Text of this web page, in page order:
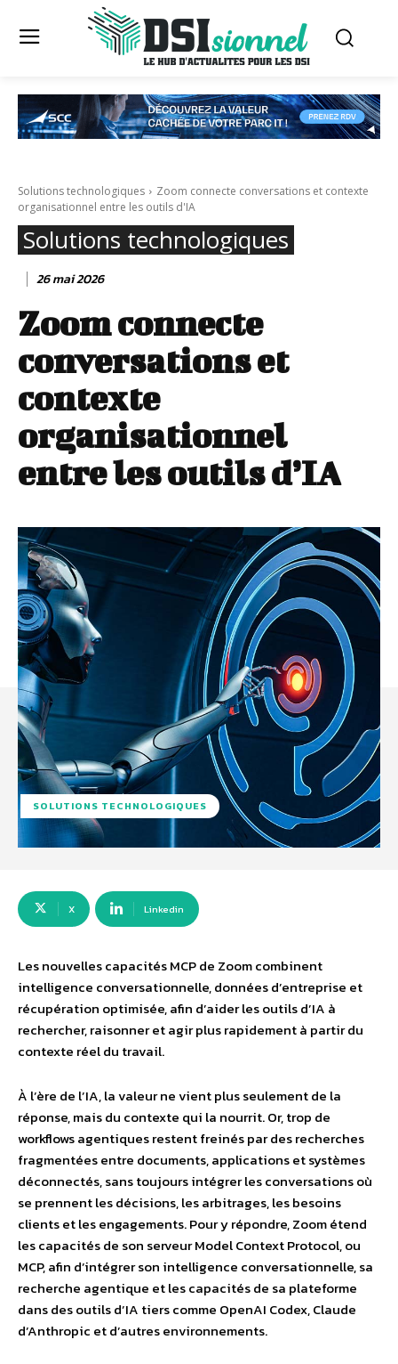
Solutions technologiques
Zoom connecte conversations et contexte
organisationnel entre les outils d'IA
Solutions technologiques
26 mai 2026
Zoom connecte
conversations et
contexte
organisationnel
entre les outils d’IA
SOLUTIONS TECHNOLOGIQUES
X Linkedin
Les nouvelles capacités MCP de Zoom combinent
intelligence conversationnelle, données d’entreprise et
récupération optimisée, afin d’aider les outils d’IA à
rechercher, raisonner et agir plus rapidement à partir du
contexte réel du travail.
À l’ère de l’IA, la valeur ne vient plus seulement de la
réponse, mais du contexte qui la nourrit. Or, trop de
workflows agentiques restent freinés par des recherches
fragmentées entre documents, applications et systèmes
déconnectés, sans toujours intégrer les conversations où
se prennent les décisions, les arbitrages, les besoins
clients et les engagements. Pour y répondre, Zoom étend
les capacités de son serveur Model Context Protocol, ou
MCP, afin d’intégrer son intelligence conversationnelle, sa
recherche agentique et les capacités de sa plateforme
dans des outils d’IA tiers comme OpenAI Codex, Claude
d’Anthropic et d’autres environnements.